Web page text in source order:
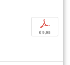
p
€ 9,95